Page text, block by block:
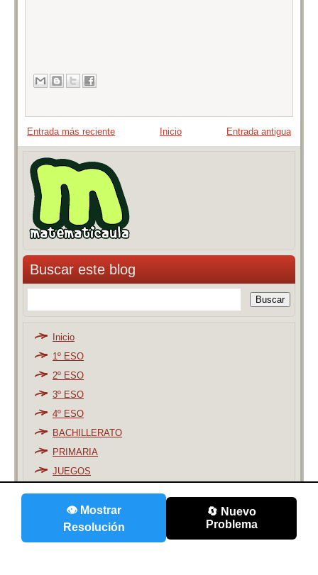
👁️ Mostrar
Resolución
🔄 Nuevo
Problema
Entrada más reciente Entrada antigua
Inicio
Buscar este blog
Inicio
1º ESO
2º ESO
3º ESO
4º ESO
BACHILLERATO
PRIMARIA
JUEGOS
Blog Contacts
Gyanu Basnet.